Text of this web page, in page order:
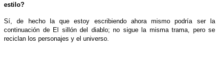
estilo?
Sí, de hecho la que estoy escribiendo ahora mismo podría ser la
continuación de El sillón del diablo; no sigue la misma trama, pero se
reciclan los personajes y el universo.